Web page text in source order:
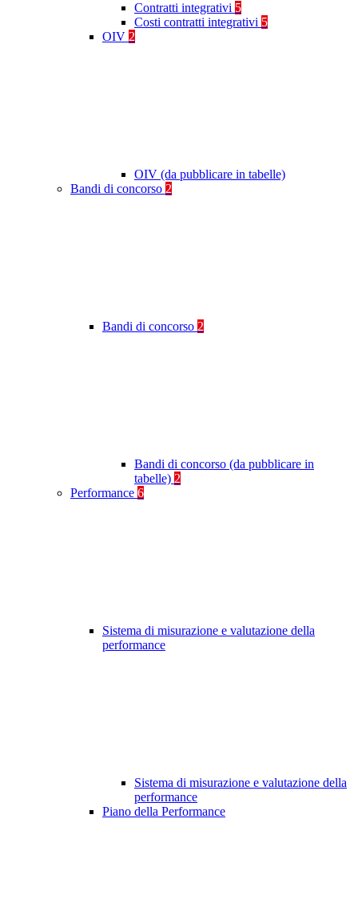
Contratti integrativi 5
Costi contratti integrativi 5
OIV 2
OIV (da pubblicare in tabelle)
Bandi di concorso 2
Bandi di concorso 2
Bandi di concorso (da pubblicare in
tabelle) 2
Performance 6
Sistema di misurazione e valutazione della
performance
Sistema di misurazione e valutazione della
performance
Piano della Performance